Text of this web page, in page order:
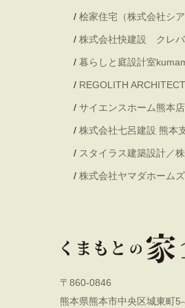
/ 桧家住宅（株式会社シア
/ 株式会社快建設 クレバ
/ 暮らしと庭設計室
/ REGOLITH
/ サイエンスホーム熊本
/ 株式会社七呂建設 熊本
/ スタイラス建築設計／
/ 株式会社ヤマダホーム
〒860-0846
熊本県熊本市中央区城東町